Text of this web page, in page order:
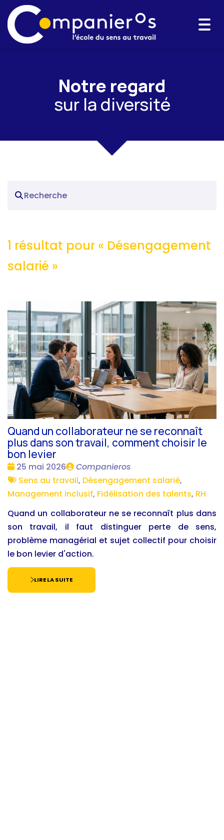
Notre regard
sur la diversité
1 résultat pour « Désengagement
salarié »
Quand un collaborateur ne se reconnaît
plus dans son travail, comment choisir le
bon levier
Date
:
25 mai 2026
Publié
par
Companieros
Tags
:
Sens au travail, Désengagement salarié,
Management inclusif, Fidélisation des talents, RH
Quand un collaborateur ne se reconnaît plus dans
son travail, il faut distinguer perte de sens,
problème managérial et sujet collectif pour choisir
le bon levier d'action.
LIRE LA SUITE